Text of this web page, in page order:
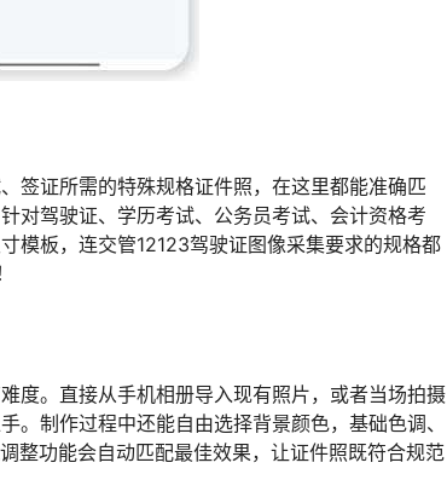
签证所需的特殊规格证件照，在这里都能准确匹
对驾驶证、学历考试、公务员考试、会计资格考
模板，连交管12123驾驶证图像采集要求的规格都
度。直接从手机相册导入现有照片，或者当场拍摄
。制作过程中还能自由选择背景颜色，基础色调、
整功能会自动匹配最佳效果，让证件照既符合规范